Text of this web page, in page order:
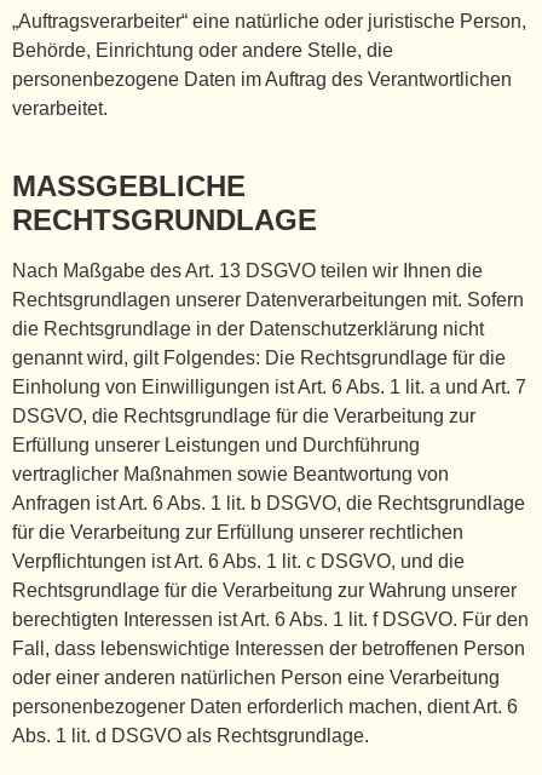
„Auftragsverarbeiter“ eine natürliche oder juristische Person,
Behörde, Einrichtung oder andere Stelle, die
personenbezogene Daten im Auftrag des Verantwortlichen
verarbeitet.
MASSGEBLICHE
RECHTSGRUNDLAGE
Nach Maßgabe des Art. 13 DSGVO teilen wir Ihnen die
Rechtsgrundlagen unserer Datenverarbeitungen mit. Sofern
die Rechtsgrundlage in der Datenschutzerklärung nicht
genannt wird, gilt Folgendes: Die Rechtsgrundlage für die
Einholung von Einwilligungen ist Art. 6 Abs. 1 lit. a und Art. 7
DSGVO, die Rechtsgrundlage für die Verarbeitung zur
Erfüllung unserer Leistungen und Durchführung
vertraglicher Maßnahmen sowie Beantwortung von
Anfragen ist Art. 6 Abs. 1 lit. b DSGVO, die Rechtsgrundlage
für die Verarbeitung zur Erfüllung unserer rechtlichen
Verpflichtungen ist Art. 6 Abs. 1 lit. c DSGVO, und die
Rechtsgrundlage für die Verarbeitung zur Wahrung unserer
berechtigten Interessen ist Art. 6 Abs. 1 lit. f DSGVO. Für den
Fall, dass lebenswichtige Interessen der betroffenen Person
oder einer anderen natürlichen Person eine Verarbeitung
personenbezogener Daten erforderlich machen, dient Art. 6
Abs. 1 lit. d DSGVO als Rechtsgrundlage.